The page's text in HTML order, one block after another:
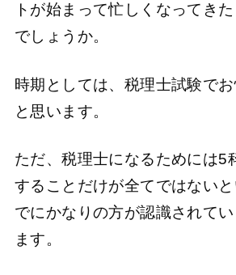
トが始まって忙しくなってき
でしょうか。
時期としては、税理士試験で
と思います。
ただ、税理士になるためには5
することだけが全てではない
でにかなりの方が認識されて
ます。